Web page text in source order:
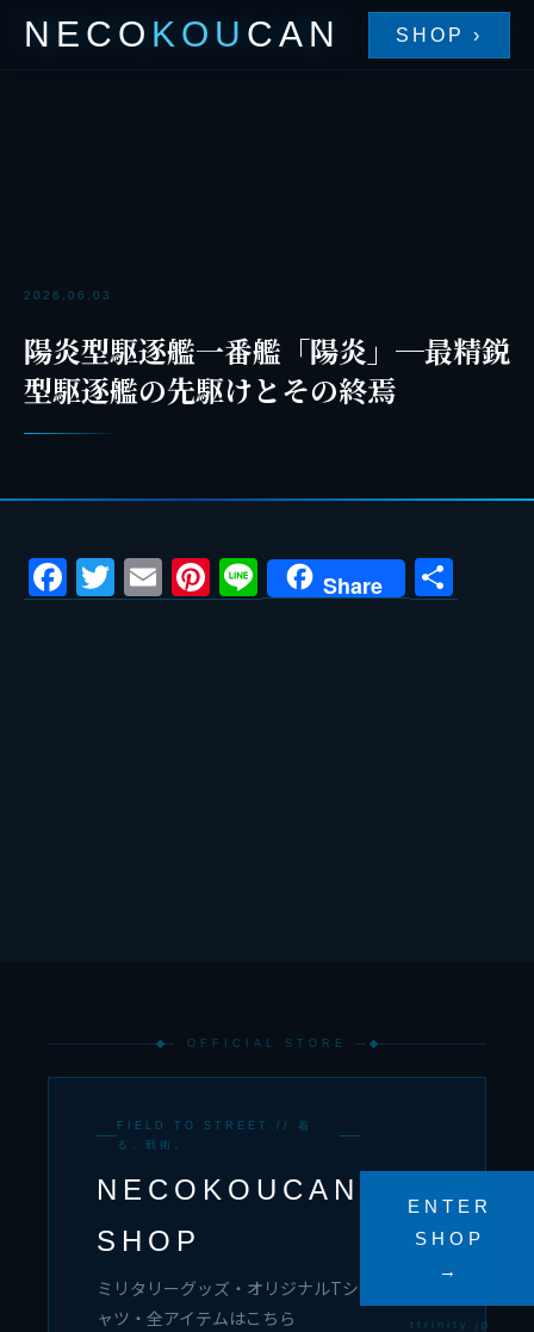
NECO KOU CAN SHOP ›
2026.06.03
陽炎型駆逐艦一番艦「陽炎」─最精鋭
型駆逐艦の先駆けとその終焉
Facebook
Twitter
EmailPinterest
LineShare
有
— OFFICIAL STORE —
FIELD TO STREET // 着
る、戦術。
NECOKOUCAN
SHOP
ミリタリーグッズ・オリジナルTシ
ャツ・全アイテムはこちら
ENTER
SHOP
→
ttrinity.jp